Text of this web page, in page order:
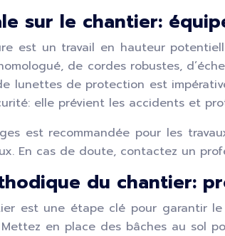
sur le chantier:
est un travail en hauteur
de cordes robustes,
lunettes de protection est
elle prévient les accidents et
est recommandée pour les
En cas de doute, contactez un
du chantier:
est une étape clé pour garantir
en place des bâches au sol